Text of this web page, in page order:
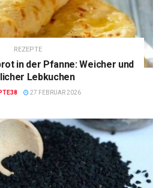
REZEPTE
in der Pfanne: Weicher und
Lebkuchen
27 FEBRUAR 2026